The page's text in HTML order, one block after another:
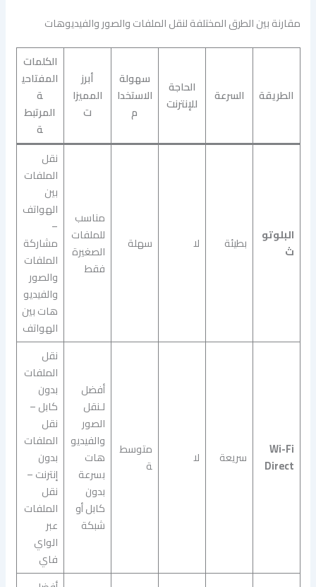
مقارنة بين الطرق المختلفة لنقل الملفات والصور والفيديوهات
الطريقة السرعة
الحاجة
للإنترنت
سهولة
الاستخدا
م
أبرز
المميزا
ت
الكلمات
المفتاحي
ة
المرتبط
ة
البلوتو
ث
بطيئة لا سهلة
مناسب
للملفات
الصغيرة
فقط
نقل
الملفات
بين
الهواتف
–
مشاركة
الملفات
والصور
والفيديو
هات بين
الهواتف
Wi-Fi
Direct
سريعة لا
متوسط
ة
أفضل
لـنقل
الصور
والفيديو
هات
بسرعة
بدون
كابل أو
شبكة
نقل
الملفات
بدون
كابل –
نقل
الملفات
بدون
إنترنت –
نقل
الملفات
عبر
الواي
فاي